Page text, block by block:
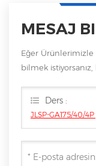
MESAJ
Eğer Ürünlerimizle
bilmek
Ders :
JLSP-GA175/40/